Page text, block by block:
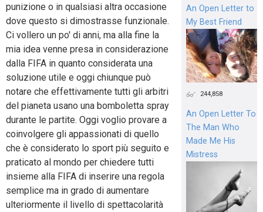
punizione o in qualsiasi altra occasione
dove questo si dimostrasse funzionale.
Ci vollero un po' di anni, ma alla fine la
mia idea venne presa in considerazione
dalla FIFA in quanto considerata una
soluzione utile e oggi chiunque può
notare che effettivamente tutti gli arbitri
del pianeta usano una bomboletta spray
durante le partite. Oggi voglio provare a
coinvolgere gli appassionati di quello
che è considerato lo sport più seguito e
praticato al mondo per chiedere tutti
insieme alla FIFA di inserire una regola
semplice ma in grado di aumentare
ulteriormente il livello di spettacolarità
An Open Letter to
My Best Friend
244,858
An Open Letter To
The Man Who
Made Me His
Mistress